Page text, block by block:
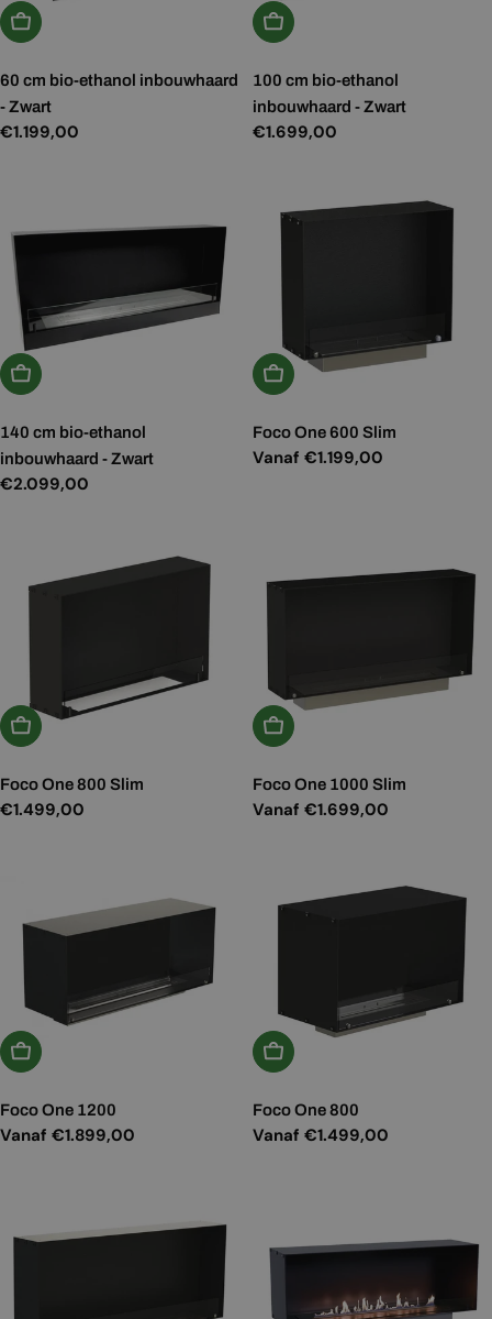
In Winkelwagen
60 cm bio-ethanol inbouwhaard
- Zwart
Normale
€1.199,00
In Winkelwagen
100 cm bio-ethanol
inbouwhaard - Zwart
Normale
€1.699,00
In Winkelwagen
140 cm bio-ethanol
inbouwhaard - Zwart
Normale
€2.099,00
Kies Opties
Foco One 600 Slim
Normale
Vanaf €1.199,00
Kies Opties
Foco One 800 Slim
Normale
€1.499,00
Kies Opties
Foco One 1000 Slim
Normale
Vanaf €1.699,00
Kies Opties
Foco One 1200
Normale
Vanaf €1.899,00
Kies Opties
Foco One 800
Normale
Vanaf €1.499,00